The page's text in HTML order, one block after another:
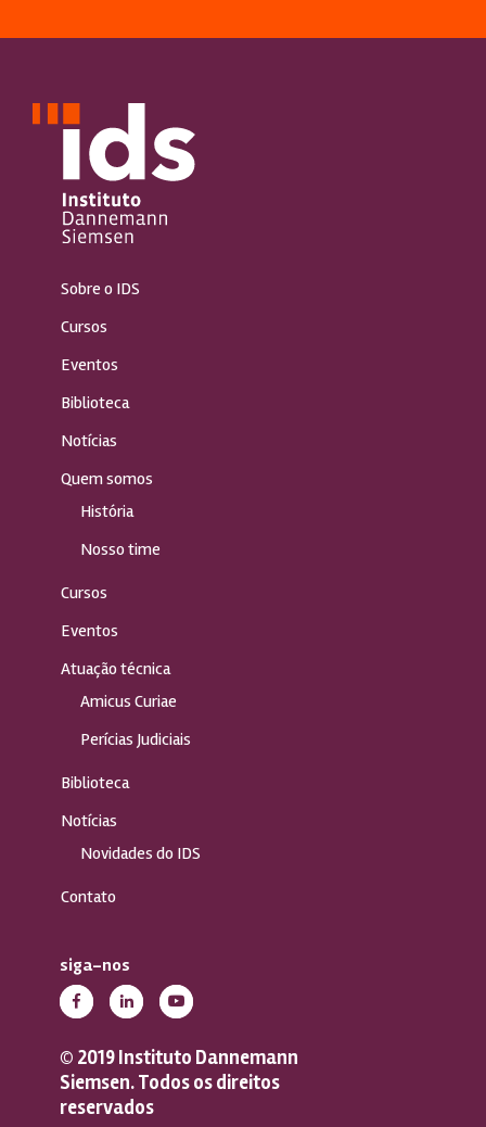
Sobre o IDS
Cursos
Eventos
Biblioteca
Notícias
Quem somos
História
Nosso time
Cursos
Eventos
Atuação técnica
Amicus Curiae
Perícias Judiciais
Biblioteca
Notícias
Novidades do IDS
Contato
siga-nos
© 2019 Instituto Dannemann
Siemsen. Todos os direitos
reservados